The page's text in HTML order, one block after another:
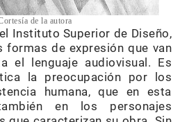
de la autora
Instituto Superior de Diseño,
formas de expresión que van
el lenguaje audiovisual. Es
la preocupación por los
humana, que en esta
en los personajes